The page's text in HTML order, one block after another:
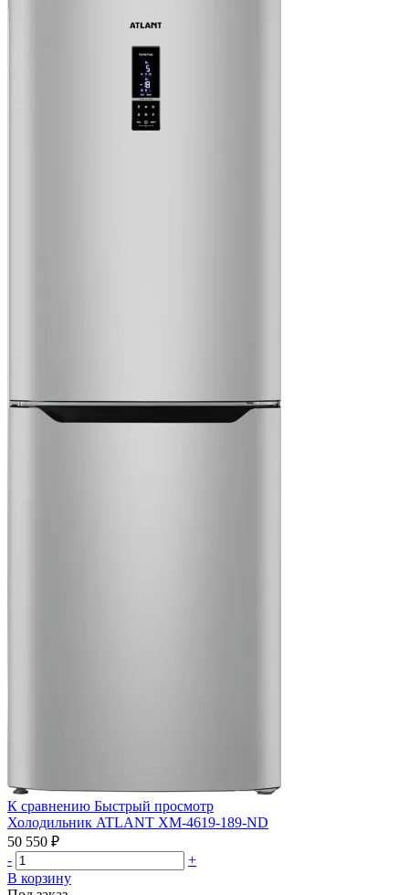
К сравнению Быстрый просмотр
Холодильник ATLANT ХМ-4619-189-ND
50 550 ₽
-
+
В корзину